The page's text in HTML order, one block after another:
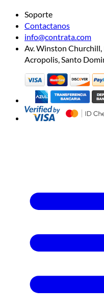
Soporte
Contactanos
info@contrata.com
Av. Winston Churchill,
Acropolis, Santo